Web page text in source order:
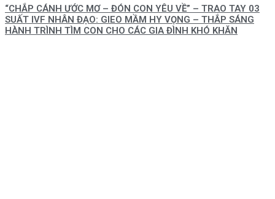
“CHẮP CÁNH ƯỚC MƠ – ĐÓN CON YÊU VỀ” – TRAO TAY 03
SUẤT IVF NHÂN ĐẠO: GIEO MẦM HY VỌNG – THẮP SÁNG
HÀNH TRÌNH TÌM CON CHO CÁC GIA ĐÌNH KHÓ KHĂN